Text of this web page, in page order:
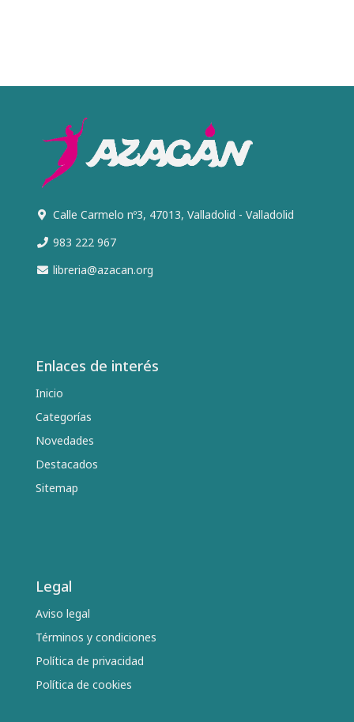
Calle Carmelo nº3, 47013, Valladolid - Valladolid
983 222 967
libreria@azacan.org
Enlaces de interés
Inicio
Categorías
Novedades
Destacados
Sitemap
Legal
Aviso legal
Términos y condiciones
Política de privacidad
Política de cookies